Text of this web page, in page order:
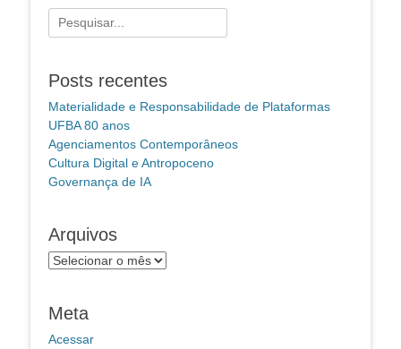
Pesquisar
por:
Posts recentes
Materialidade e Responsabilidade de Plataformas
UFBA 80 anos
Agenciamentos Contemporâneos
Cultura Digital e Antropoceno
Governança de IA
Arquivos
Arquivos
Meta
Acessar